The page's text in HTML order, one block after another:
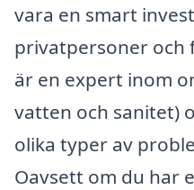
vara en smart
privatpersoner och
är en expert inom
vatten och sanitet)
olika typer av
Oavsett om du har